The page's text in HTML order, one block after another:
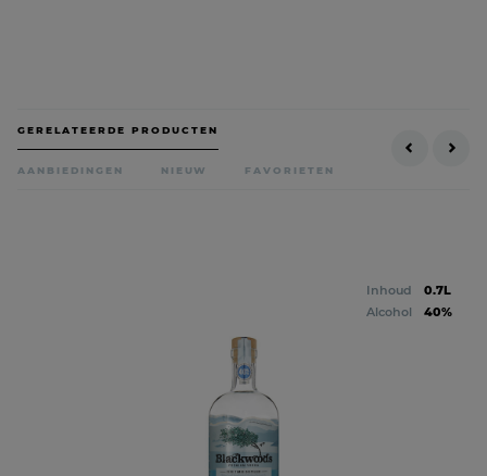
GERELATEERDE PRODUCTEN
AANBIEDINGEN NIEUW FAVORIETEN
Inhoud
0.7L
Alcohol
40%